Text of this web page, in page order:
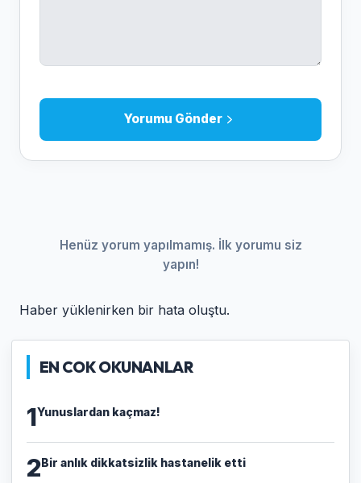
Yorumu Gönder
Henüz yorum yapılmamış. İlk yorumu siz
yapın!
Haber yüklenirken bir hata oluştu.
EN COK OKUNANLAR
1Yunuslardan kaçmaz!
2Bir anlık dikkatsizlik hastanelik etti